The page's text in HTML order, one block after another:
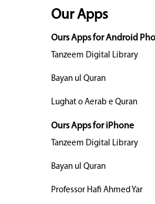
Our Apps
Ours Apps for Android
Tanzeem Digital Library
Bayan ul Quran
Lughat o Aerab e Quran
Ours Apps for iPhone
Tanzeem Digital Library
Bayan ul Quran
Professor Hafi Ahmed Yar